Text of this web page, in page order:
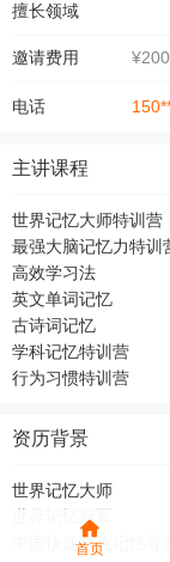
擅长领域
邀请费用
电话
主讲课程
世界记忆大师特训营
最强大脑记忆力特训
高效学习法
英文单词记忆
古诗词记忆
学科记忆特训营
行为习惯特训营
资历背景
世界记忆大师
世界记忆冠军
中国快速扑克记忆导师
首页